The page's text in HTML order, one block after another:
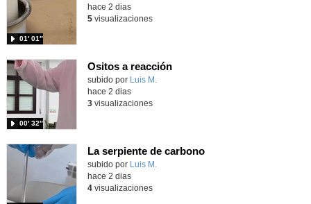
01′ 01″
hace 2 dias
5visualizaciones
Ositos a reacción
Contenido educativo.
subido por Luis M.
00′ 32″
hace 2 dias
3visualizaciones
La serpiente de carbono
Contenido educativo.
subido por Luis M.
hace 2 dias
4visualizaciones